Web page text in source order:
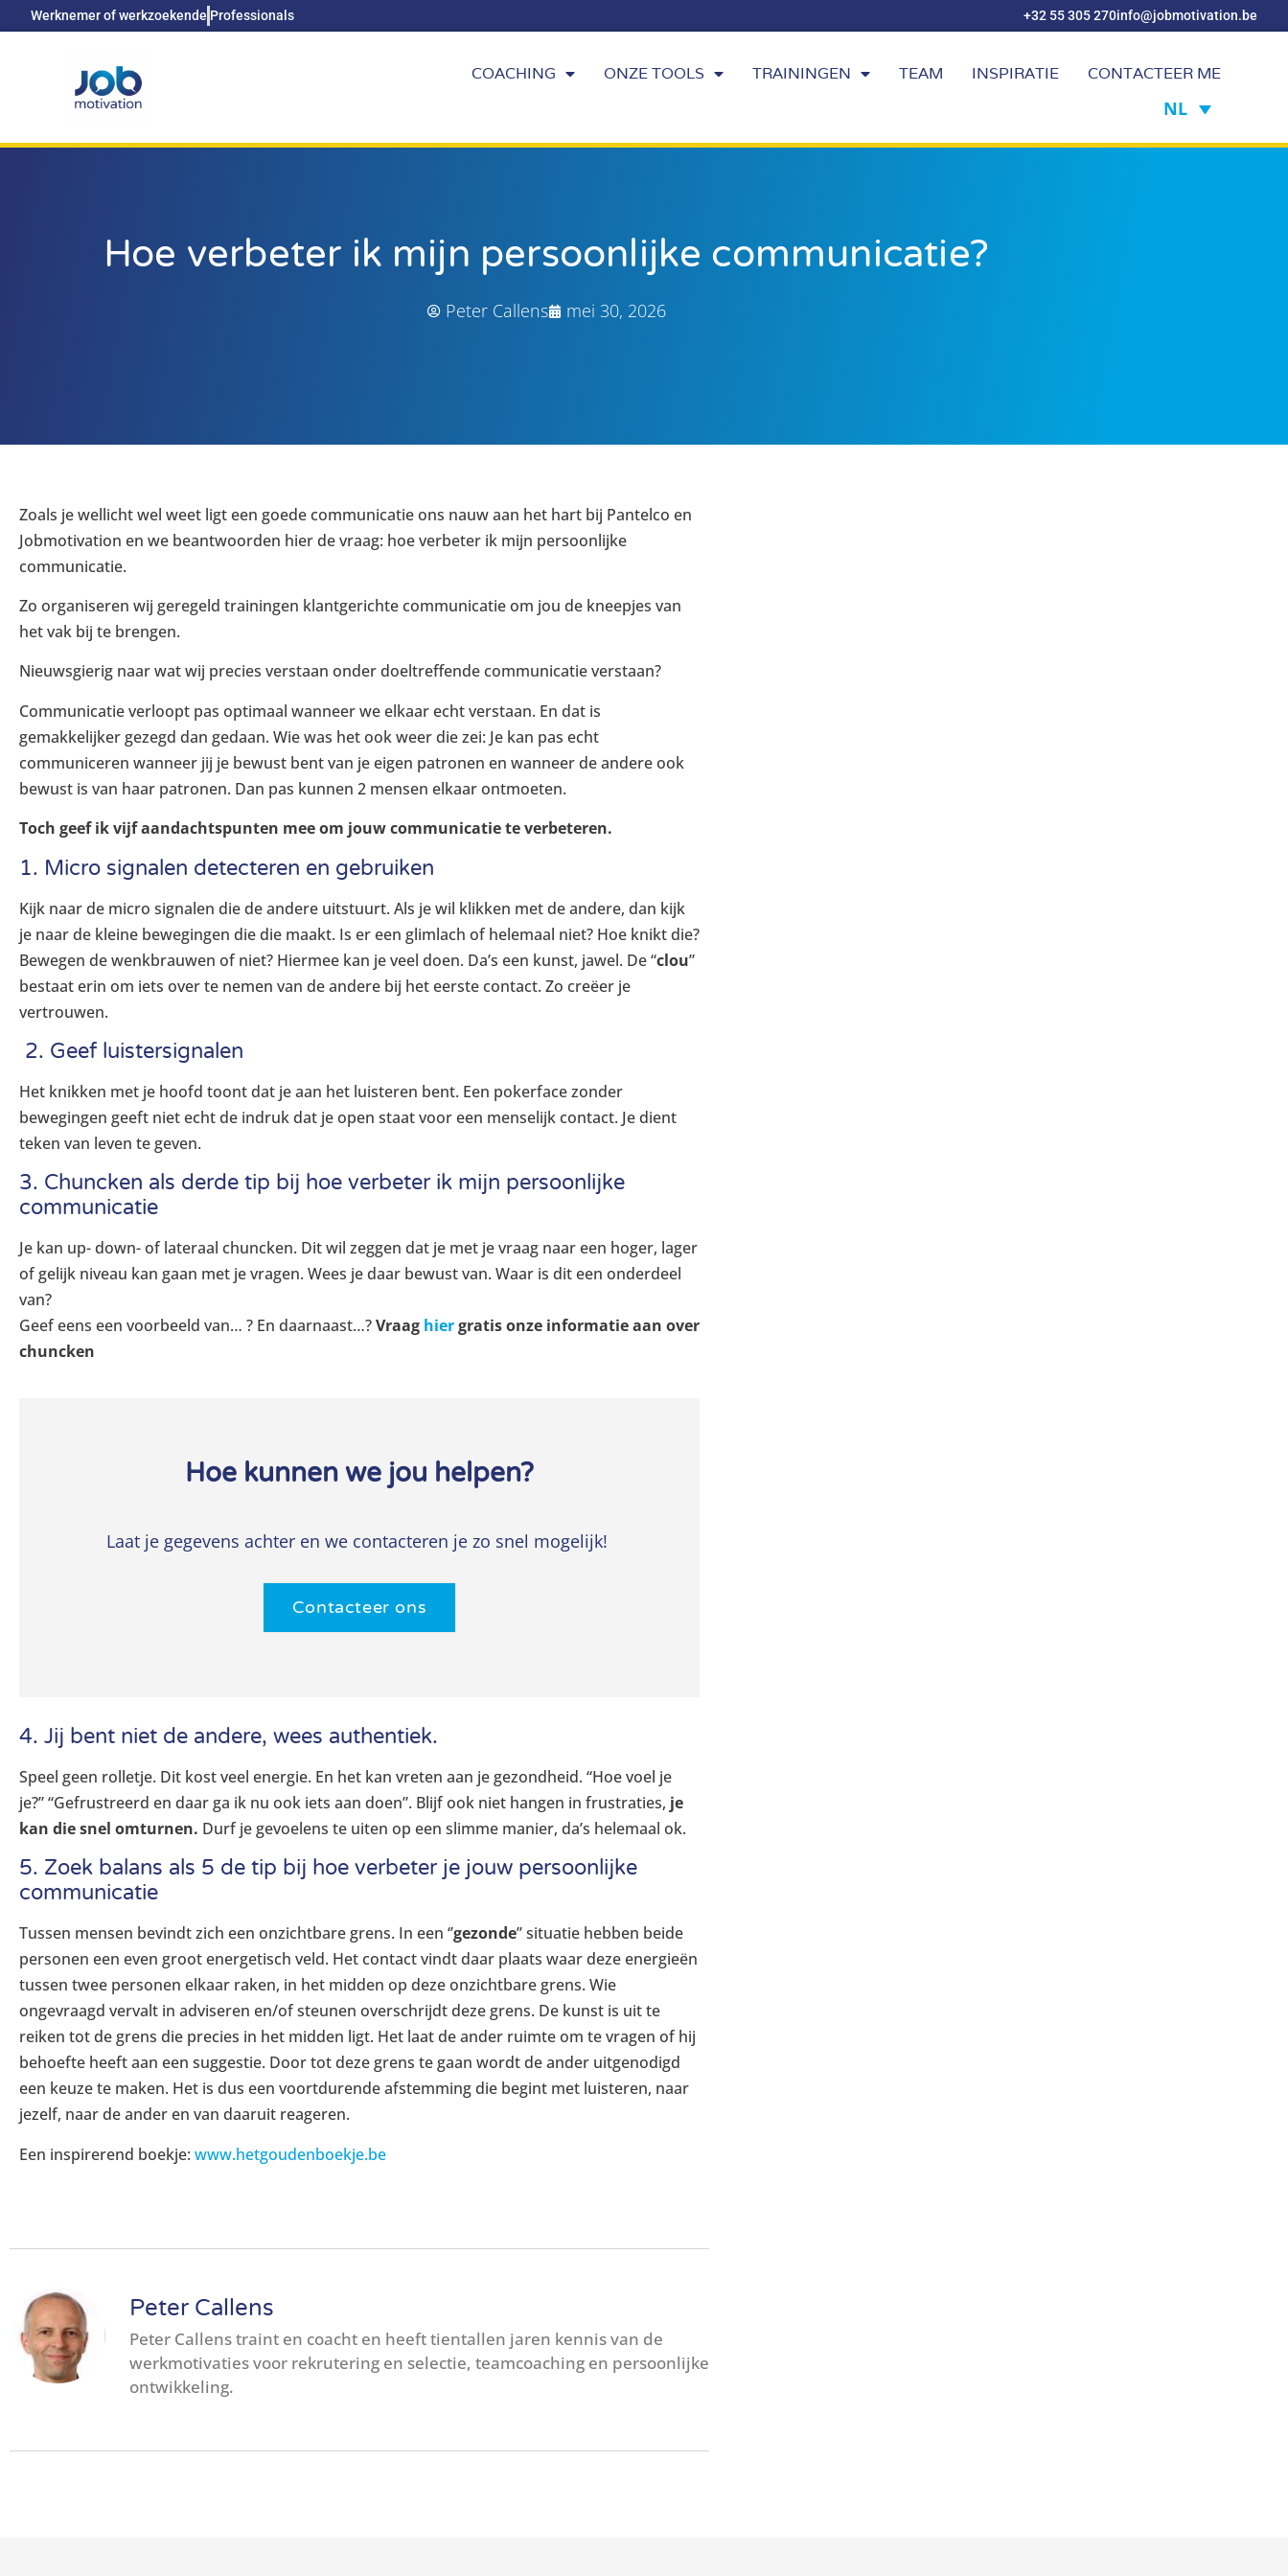
Werknemer of werkzoekende Professionals +32 55 305 270info@jobmotivation.be
COACHING ONZE TOOLS TRAININGEN TEAM INSPIRATIE CONTACTEER ME
NL
Hoe verbeter ik mijn persoonlijke communicatie?
Peter Callens mei 30, 2026
Zoals je wellicht wel weet ligt een goede communicatie ons nauw aan het hart bij Pantelco en
Jobmotivation en we beantwoorden hier de vraag: hoe verbeter ik mijn persoonlijke
communicatie.
Zo organiseren wij geregeld trainingen klantgerichte communicatie om jou de kneepjes van
het vak bij te brengen.
Nieuwsgierig naar wat wij precies verstaan onder doeltreffende communicatie verstaan?
Communicatie verloopt pas optimaal wanneer we elkaar echt verstaan. En dat is
gemakkelijker gezegd dan gedaan. Wie was het ook weer die zei: Je kan pas echt
communiceren wanneer jij je bewust bent van je eigen patronen en wanneer de andere ook
bewust is van haar patronen. Dan pas kunnen 2 mensen elkaar ontmoeten.
Toch geef ik vijf aandachtspunten mee om jouw communicatie te verbeteren.
1. Micro signalen detecteren en gebruiken
Kijk naar de micro signalen die de andere uitstuurt. Als je wil klikken met de andere, dan kijk
je naar de kleine bewegingen die die maakt. Is er een glimlach of helemaal niet? Hoe knikt die?
Bewegen de wenkbrauwen of niet? Hiermee kan je veel doen. Da’s een kunst, jawel. De “clou”
bestaat erin om iets over te nemen van de andere bij het eerste contact. Zo creëer je
vertrouwen.
2. Geef luistersignalen
Het knikken met je hoofd toont dat je aan het luisteren bent. Een pokerface zonder
bewegingen geeft niet echt de indruk dat je open staat voor een menselijk contact. Je dient
teken van leven te geven.
3. Chuncken als derde tip bij hoe verbeter ik mijn persoonlijke
communicatie
Je kan up- down- of lateraal chuncken. Dit wil zeggen dat je met je vraag naar een hoger, lager
of gelijk niveau kan gaan met je vragen. Wees je daar bewust van. Waar is dit een onderdeel
van?
Geef eens een voorbeeld van… ? En daarnaast…?Vraag hiergratis onze informatie aan over
chuncken
Hoe kunnen we jou helpen?
Laat je gegevens achter en we contacteren je zo snel mogelijk!
Contacteer ons
4. Jij bent niet de andere, wees authentiek.
Speel geen rolletje. Dit kost veel energie. En het kan vreten aan je gezondheid. “Hoe voel je
je?” “Gefrustreerd en daar ga ik nu ook iets aan doen”. Blijf ook niet hangen in frustraties, je
kan die snel omturnen. Durf je gevoelens te uiten op een slimme manier, da’s helemaal ok.
5. Zoek balans als 5 de tip bij hoe verbeter je jouw persoonlijke
communicatie
Tussen mensen bevindt zich een onzichtbare grens. In een ‘’gezonde’’ situatie hebben beide
personen een even groot energetisch veld. Het contact vindt daar plaats waar deze energieën
tussen twee personen elkaar raken, in het midden op deze onzichtbare grens. Wie
ongevraagd vervalt in adviseren en/of steunen overschrijdt deze grens. De kunst is uit te
reiken tot de grens die precies in het midden ligt. Het laat de ander ruimte om te vragen of hij
behoefte heeft aan een suggestie. Door tot deze grens te gaan wordt de ander uitgenodigd
een keuze te maken. Het is dus een voortdurende afstemming die begint met luisteren, naar
jezelf, naar de ander en van daaruit reageren.
Een inspirerend boekje: www.hetgoudenboekje.be
Peter Callens
Peter Callens traint en coacht en heeft tientallen jaren kennis van de
werkmotivaties voor rekrutering en selectie, teamcoaching en persoonlijke
ontwikkeling.